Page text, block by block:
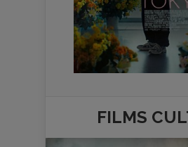
FILMS